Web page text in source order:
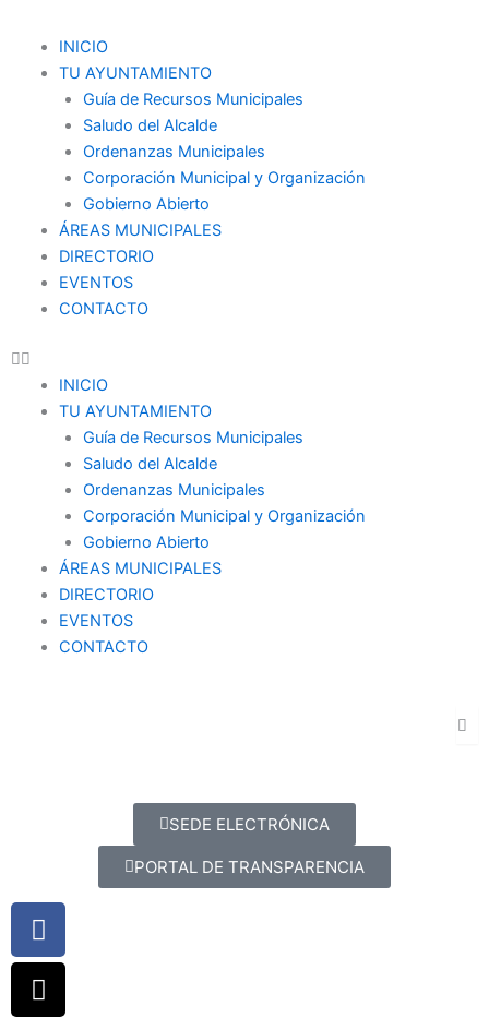
contenido
INICIO
TU AYUNTAMIENTO
Guía de Recursos Municipales
Saludo del Alcalde
Ordenanzas Municipales
Corporación Municipal y Organización
Gobierno Abierto
ÁREAS MUNICIPALES
DIRECTORIO
EVENTOS
CONTACTO
Menu
INICIO
TU AYUNTAMIENTO
Guía de Recursos Municipales
Saludo del Alcalde
Ordenanzas Municipales
Corporación Municipal y Organización
Gobierno Abierto
ÁREAS MUNICIPALES
DIRECTORIO
EVENTOS
CONTACTO
SEDE ELECTRÓNICA
PORTAL DE TRANSPARENCIA
Facebook
X-
twitter
Youtube
Instagram